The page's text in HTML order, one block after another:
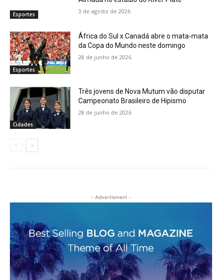
Esportes 3 de agosto de 2026
Esportes
África do Sul x Canadá abre o mata-mata
da Copa do Mundo neste domingo
28 de junho de 2026
Cidades
Três jovens de Nova Mutum vão disputar
Campeonato Brasileiro de Hipismo
28 de junho de 2026
- Advertisment -